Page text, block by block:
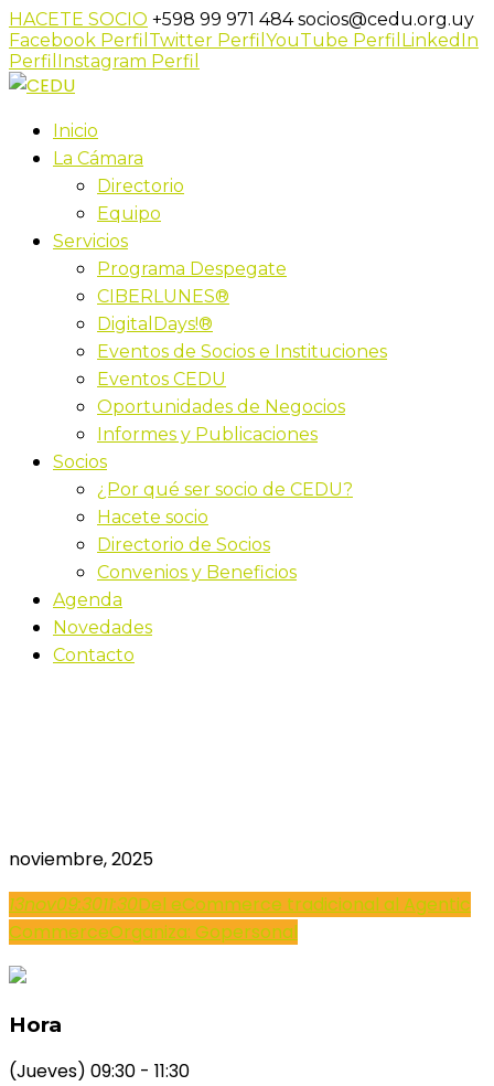
HACETE SOCIO +598 99 971 484socios@cedu.org.uy
Facebook Perfil Twitter Perfil YouTube Perfil LinkedIn
Perfil Instagram Perfil
Inicio
La Cámara
Directorio
Equipo
Servicios
Programa Despegate
CIBERLUNES®
DigitalDays!®
Eventos de Socios e Instituciones
Eventos CEDU
Oportunidades de Negocios
Informes y Publicaciones
Socios
¿Por qué ser socio de CEDU?
Hacete socio
Directorio de Socios
Convenios y Beneficios
Agenda
Novedades
Contacto
noviembre, 2025
13nov09:3011:30Del eCommerce tradicional al Agentic
CommerceOrganiza: Gopersonal
Hora
(Jueves) 09:30 - 11:30